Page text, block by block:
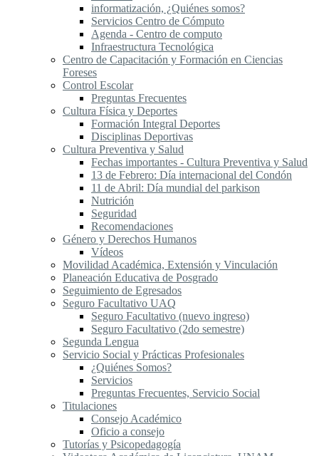
informatización, ¿Quiénes somos?
Servicios Centro de Cómputo
Agenda - Centro de computo
Infraestructura Tecnológica
Centro de Capacitación y Formación en Ciencias
Foreses
Control Escolar
Preguntas Frecuentes
Cultura Física y Deportes
Formación Integral Deportes
Disciplinas Deportivas
Cultura Preventiva y Salud
Fechas importantes - Cultura Preventiva y Salud
13 de Febrero: Día internacional del Condón
11 de Abril: Día mundial del parkison
Nutrición
Seguridad
Recomendaciones
Género y Derechos Humanos
Vídeos
Movilidad Académica, Extensión y Vinculación
Planeación Educativa de Posgrado
Seguimiento de Egresados
Seguro Facultativo UAQ
Seguro Facultativo (nuevo ingreso)
Seguro Facultativo (2do semestre)
Segunda Lengua
S​ervicio Social y Prácticas Profesionales
¿Quiénes Somos?
Servicios
Preguntas Frecuentes, Servicio Social
Titulaciones
Consejo Académico
Oficio a consejo
Tutorías y Psicopedagogía